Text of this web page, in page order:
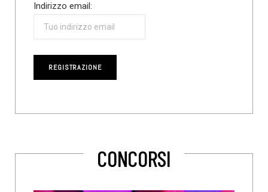
Indirizzo email:
CONCORSI